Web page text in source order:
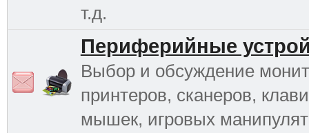
т.д.
Периферийные
Выбор и обсуждение
принтеров, сканеров,
мышек, игровых